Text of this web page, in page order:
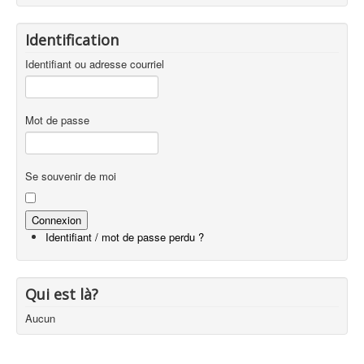
Identification
Identifiant ou adresse courriel
Mot de passe
Se souvenir de moi
Identifiant / mot de passe perdu ?
Qui est là?
Aucun